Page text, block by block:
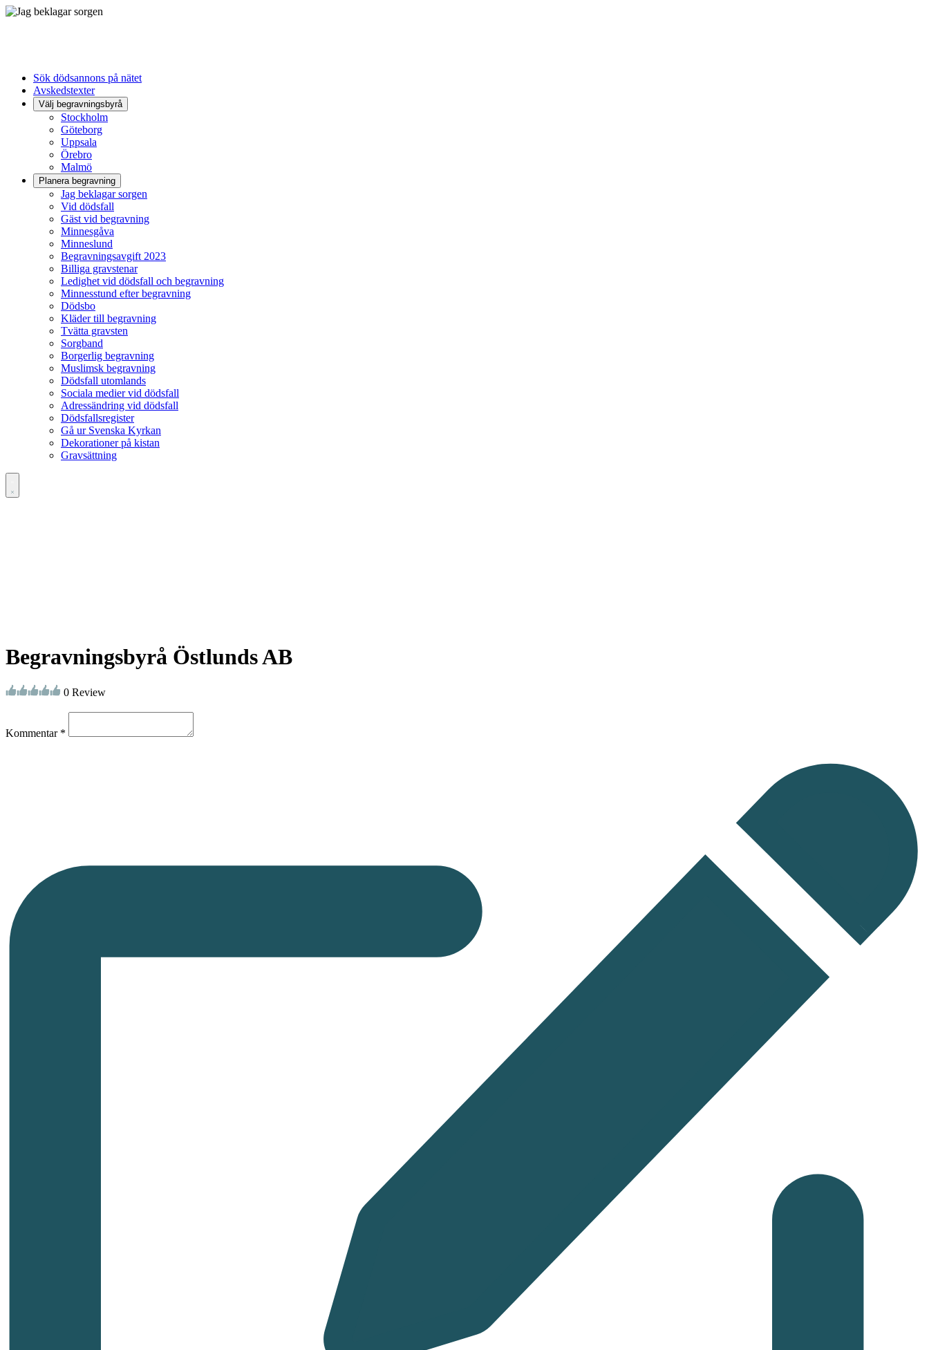
Sök dödsannons på nätet
Avskedstexter
Välj begravningsbyrå
Stockholm
Göteborg
Uppsala
Örebro
Malmö
Planera begravning
Jag beklagar sorgen
Vid dödsfall
Gäst vid begravning
Minnesgåva
Minneslund
Begravningsavgift 2023
Billiga gravstenar
Ledighet vid dödsfall och begravning
Minnesstund efter begravning
Dödsbo
Kläder till begravning
Tvätta gravsten
Sorgband
Borgerlig begravning
Muslimsk begravning
Dödsfall utomlands
Sociala medier vid dödsfall
Adressändring vid dödsfall
Dödsfallsregister
Gå ur Svenska Kyrkan
Dekorationer på kistan
Gravsättning
Begravningsbyrå Östlunds AB
0 Review
Kommentar *